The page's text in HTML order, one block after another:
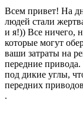
Всем привет! На
людей стали
и я!)) Все ничего,
которые могут
ваши затраты на
передние
под дикие углы,
передних
.